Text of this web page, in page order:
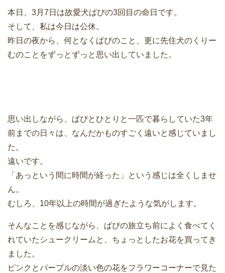
本日、3月7日は故愛犬ぱぴの3回目の命日です。
そして、私は今日は公休。
昨日の夜から、何となくぱぴのこと、更に先住犬のくりー
むのことをずっとずっと思い出していました。
思い出しながら、ぱぴとひとりと一匹で暮らしていた3年
前までの日々は、なんだかものすごく遠いと感じていまし
た。
遠いです。
「あっという間に時間が経った」という感じは全くしませ
ん。
むしろ、10年以上の時間が過ぎたような気がします。
そんなことを感じながら、ぱぴの旅立ち前によく食べてく
れていたシュークリームと、ちょっとしたお花を買ってき
ました。
ピンクとパープルの淡い色の花をフラワーコーナーで見た